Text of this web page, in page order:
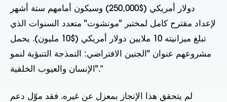
دولار أمريكي ($250,000) وسيكون أمامهم ستة أشهر
لإعداد مقترح كامل لمختبر "مونشوت" متعدد السنوات الذي
تبلغ ميزانيته 10 ملايين دولار أمريكي ($10 مليون). يحمل
مشروعهم عنوان "الجنين الافتراضي: النمذجة التنبؤية لنمو
الإنسان والعيوب الخلقية".“
لم يتحقق هذا الإنجاز بمعزل عن غيره. فقد موّل دعم